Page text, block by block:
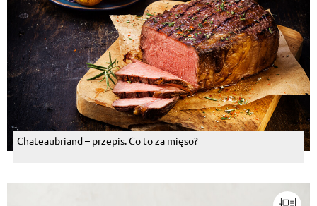
Chateaubriand – przepis. Co to za mięso?